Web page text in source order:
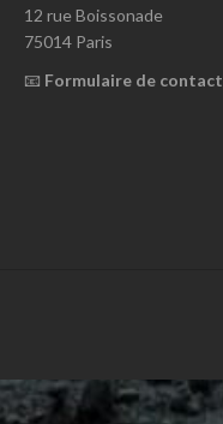
12 rue Boissonade
75014 Paris
📧 Formulaire de contact